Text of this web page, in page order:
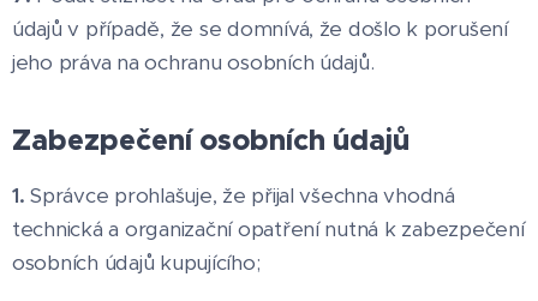
údajů v případě, že se domnívá, že došlo k porušení
jeho práva na ochranu osobních údajů.
Zabezpečení osobních údajů
1. Správce prohlašuje, že přijal všechna vhodná
technická a organizační opatření nutná k zabezpečení
osobních údajů kupujícího;